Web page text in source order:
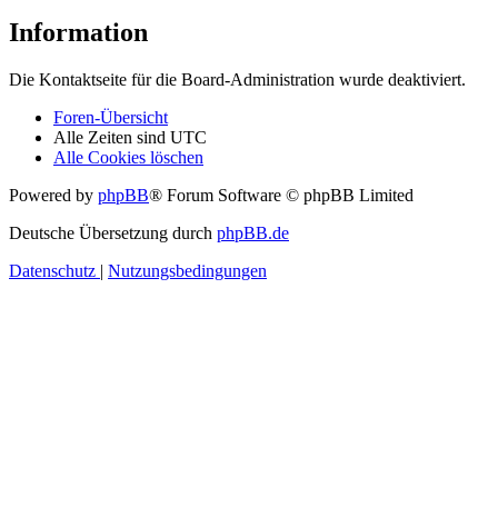
Information
Die Kontaktseite für die Board-Administration wurde deaktiviert.
Foren-Übersicht
Alle Zeiten sind UTC
Alle Cookies löschen
Powered by phpBB® Forum Software © phpBB Limited
Deutsche Übersetzung durch phpBB.de
Datenschutz | Nutzungsbedingungen